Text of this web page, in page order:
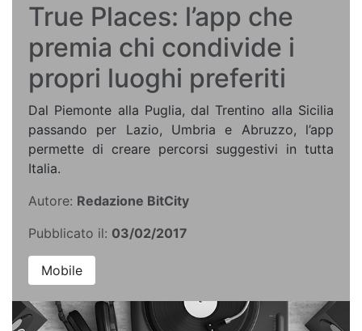
True Places: l’app che
premia chi condivide i
propri luoghi preferiti
Dal Piemonte alla Puglia, dal Trentino alla Sicilia
passando per Lazio, Umbria e Abruzzo, l’app
permette di creare percorsi suggestivi in tutta
Italia.
Autore: Redazione BitCity
Pubblicato il: 03/02/2017
Mobile